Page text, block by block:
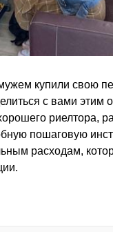
купили свою
с вами этим
риелтора,
пошаговую
расходам,